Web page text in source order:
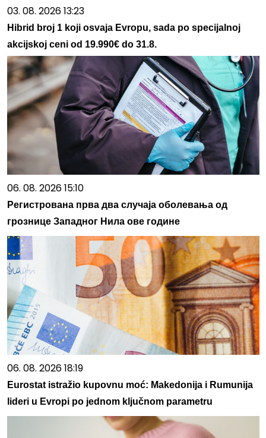
03. 08. 2026 13:23
Hibrid broj 1 koji osvaja Evropu, sada po specijalnoj
akcijskoj ceni od 19.990€ do 31.8.
06. 08. 2026 15:10
Регистрована прва два случаја оболевања од
грознице Западног Нила ове године
06. 08. 2026 18:19
Eurostat istražio kupovnu moć: Makedonija i Rumunija
lideri u Evropi po jednom ključnom parametru